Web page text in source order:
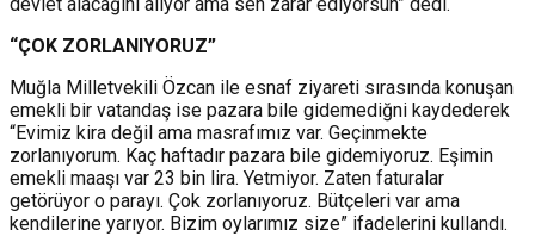
“ÇOK ZORLANIYORUZ”
Muğla Milletvekili Özcan ile esnaf ziyareti sırasında konuşan
emekli bir vatandaş ise pazara bile gidemediğni kaydederek
“Evimiz kira değil ama masrafımız var. Geçinmekte
zorlanıyorum. Kaç haftadır pazara bile gidemiyoruz. Eşimin
emekli maaşı var 23 bin lira. Yetmiyor. Zaten faturalar
getörüyor o parayı. Çok zorlanıyoruz. Bütçeleri var ama
kendilerine yarıyor. Bizim oylarımız size” ifadelerini kullandı.